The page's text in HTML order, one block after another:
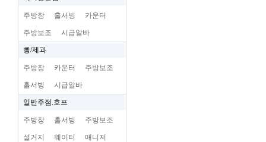
주방장 홀서빙 카운터
주방보조 시급알바
빵/제과
주방장 카운터 주방보조
홀서빙 시급알바
일반주점.호프
주방장 홀서빙 주방보조
설거지 웨이터 매니저